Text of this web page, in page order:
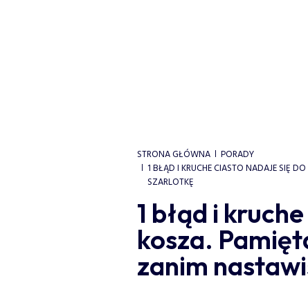
STRONA GŁÓWNA
PORADY
1 BŁĄD I KRUCHE CIASTO NADAJE SIĘ
SZARLOTKĘ
1 błąd i
kosza.
zanim